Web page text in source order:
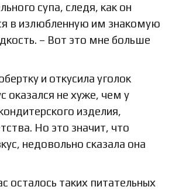
супа, следя, как он
в излюбленную им знакомую
– Вот это мне больше
и откусила уголок
оказался не хуже, чем у
изделия,
Но это значит, что
недовольно сказала она
осталось таких питательных